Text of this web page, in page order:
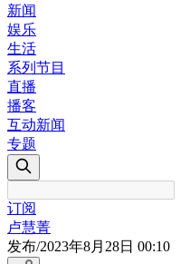
新闻
娱乐
生活
系列节目
直播
播客
互动新闻
专题
订阅
卢慧菁
发布/2023年8月28日 00:10